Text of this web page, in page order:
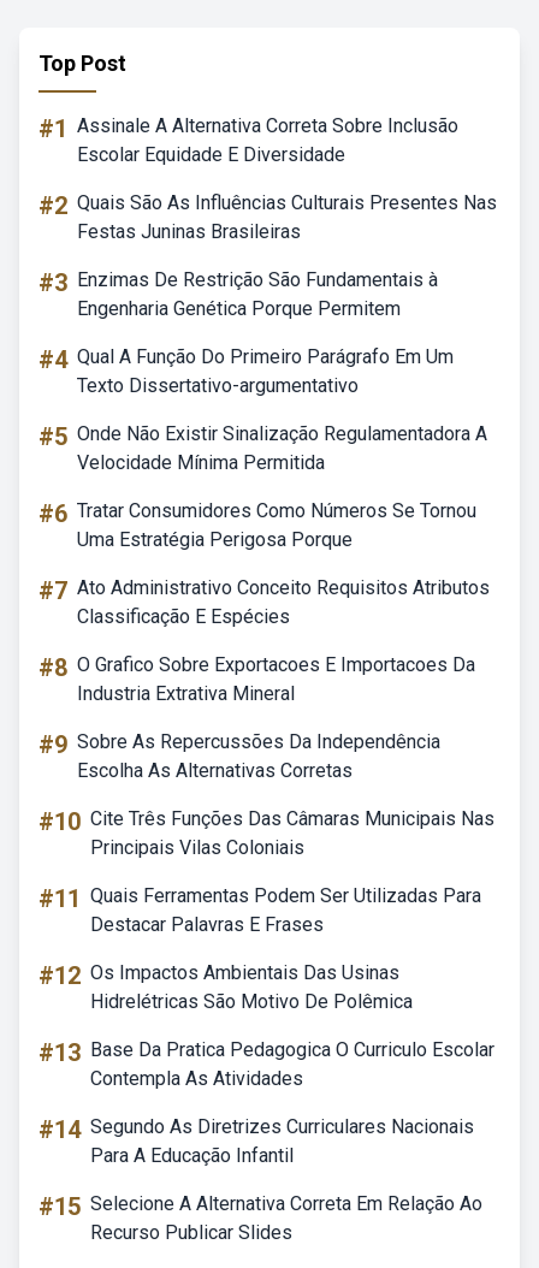
Top Post
#1 Assinale A Alternativa Correta Sobre Inclusão
Escolar Equidade E Diversidade
#2 Quais São As Influências Culturais Presentes Nas
Festas Juninas Brasileiras
#3 Enzimas De Restrição São Fundamentais à
Engenharia Genética Porque Permitem
#4 Qual A Função Do Primeiro Parágrafo Em Um
Texto Dissertativo-argumentativo
#5 Onde Não Existir Sinalização Regulamentadora A
Velocidade Mínima Permitida
#6 Tratar Consumidores Como Números Se Tornou
Uma Estratégia Perigosa Porque
#7 Ato Administrativo Conceito Requisitos Atributos
Classificação E Espécies
#8 O Grafico Sobre Exportacoes E Importacoes Da
Industria Extrativa Mineral
#9 Sobre As Repercussões Da Independência
Escolha As Alternativas Corretas
#10 Cite Três Funções Das Câmaras Municipais Nas
Principais Vilas Coloniais
#11 Quais Ferramentas Podem Ser Utilizadas Para
Destacar Palavras E Frases
#12 Os Impactos Ambientais Das Usinas
Hidrelétricas São Motivo De Polêmica
#13 Base Da Pratica Pedagogica O Curriculo Escolar
Contempla As Atividades
#14 Segundo As Diretrizes Curriculares Nacionais
Para A Educação Infantil
#15 Selecione A Alternativa Correta Em Relação Ao
Recurso Publicar Slides